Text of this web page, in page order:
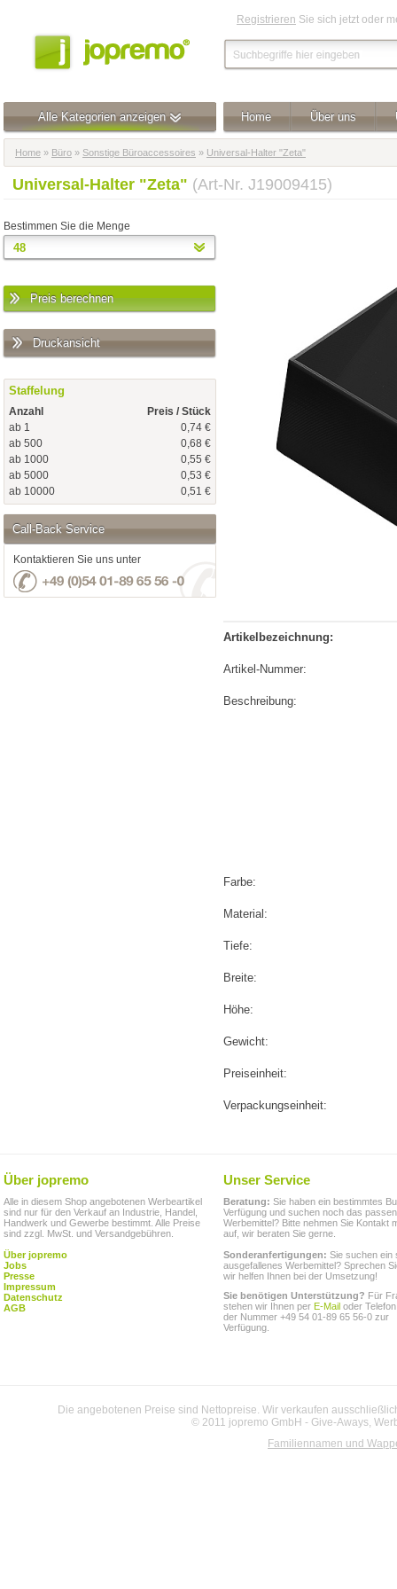
Registrieren Sie sich jetzt oder
Alle Kategorien anzeigen Home Über uns
Home » Büro » Sonstige Büroaccessoires » Universal-Halter "Zeta"
Universal-Halter "Zeta" (Art-Nr. J19009415)
Bestimmen Sie die Menge
Preis berechnen
Druckansicht
Staffelung
Anzahl
Preis / Stück
ab 1
0,74 €
ab 500
0,68 €
ab 1000
0,55 €
ab 5000
0,53 €
ab 10000
0,51 €
Call-Back Service
Kontaktieren Sie uns unter
Artikelbezeichnung:
Artikel-Nummer:
Beschreibung:
Farbe:
Material:
Tiefe:
Breite:
Höhe:
Gewicht:
Preiseinheit:
Verpackungseinheit:
Über jopremo
Alle in diesem Shop angebotenen Werbeartikel
sind nur für den Verkauf an Industrie, Handel,
Handwerk und Gewerbe bestimmt. Alle Preise
sind zzgl. MwSt. und Versandgebühren.
Über jopremo
Jobs
Presse
Impressum
Datenschutz
AGB
Unser Service
Beratung: Sie haben ein bestimmtes
Verfügung und suchen noch das
Werbemittel? Bitte nehmen Sie Kontakt
auf, wir beraten Sie gerne.
Sonderanfertigungen: Sie suchen ein
ausgefallenes Werbemittel? Sprechen
wir helfen Ihnen bei der Umsetzung!
Sie benötigen Unterstützung? Für
stehen wir Ihnen per E-Mail oder
der Nummer +49 54 01-89 65 56-0 zur
Verfügung.
Die angebotenen Preise sind Nettopreise. Wir verkaufen
© 2011 jopremo GmbH - Give-Aways,
Familiennamen und